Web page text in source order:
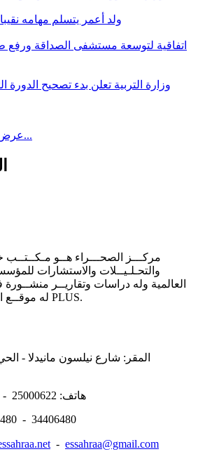
ولد أعمر يتسلم مهامه
وزارة التربية تعلن بدء تصحيح الدورة
عرض المزيد من الأخبار...
مركـــز الصحـــراء هــو مـكــتــب
والتحـلـيــلات والاستشارات
العالمية وله دراسات وتقاريــر منشــورة
له موقــع الصحراء ومنصة الصحراء PLUS.
هاتف: 25000622 - 45250731 - 45255931
- 34406480
- essahraa@gmail.com